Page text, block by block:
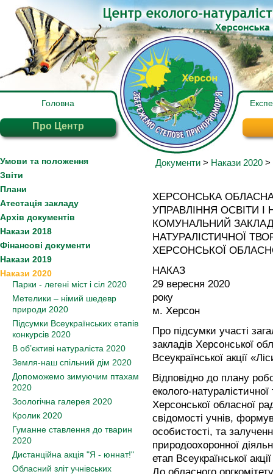
Головна
Про Центр
Умови та положення
Звіти
Плани
Атестація закладу
Архів документів
Накази 2018
Фінансові документи
Накази 2019
Накази 2020
Парки - легені міст і сіл 2020
Метелики – німий шедевр
природи 2020
Підсумки Всеукраїнських етапів
конкурсів 2020
В об’єктиві натураліста 2020
Земля-наш спільний дім 2020
Допоможемо зимуючим птахам
2020
Зоологічна галерея 2020
Кролик 2020
Гуманне ставлення до тварин
2020
Дистанційна акція "Я - юннат!"
Обласний зліт учнівських
Документи > Накази 2020 >
ХЕРСОНСЬКА
УПРАВЛІННЯ ОСВІТИ І
КОМУНАЛЬНИЙ
НАТУРАЛІСТИЧНОЇ
ХЕРСОНСЬКОЇ
НАКАЗ
29 вересня 2020
м. Херсон
Про підсумки участі
закладів Херсонської
Всеукраїнської акції
Відповідно до плану
еколого-натуралістичної
Херсонської обласної
свідомості учнів,
особистості, та
природоохоронної
етап Всеукраїнської